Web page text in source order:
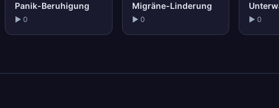
Panik-Beruhigung
▶ 0
Migräne-Linderung
▶ 0 ▶ 0